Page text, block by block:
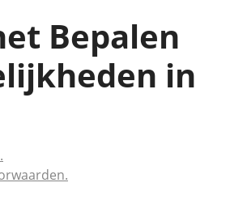
Bepalen
in